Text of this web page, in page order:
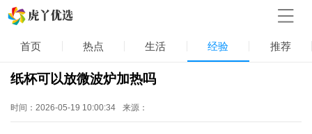
首页 热点 生活 经验 推荐
纸杯可以放微波炉加热吗
时间：2026-05-19 10:00:34 来源：